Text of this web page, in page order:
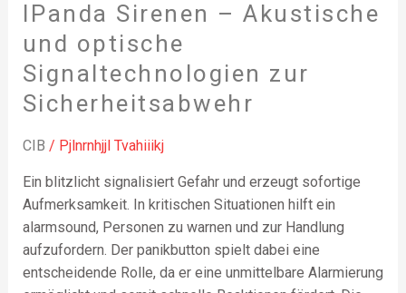
IPanda Sirenen – Akustische
und optische
Signaltechnologien zur
Sicherheitsabwehr
CIB / Pjlnrnhjjl Tvahiiikj
Ein blitzlicht signalisiert Gefahr und erzeugt sofortige
Aufmerksamkeit. In kritischen Situationen hilft ein
alarmsound, Personen zu warnen und zur Handlung
aufzufordern. Der panikbutton spielt dabei eine
entscheidende Rolle, da er eine unmittelbare Alarmierung
IPanda
Sirenen
–
Akustische
und
Signaltechnologien
Sicherheitsabwehr